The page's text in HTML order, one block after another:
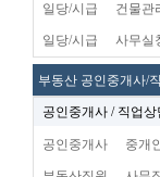
일당/시급 건물관
일당/시급 사무실
부동산 공인중개사/
공인중개사 / 직업상
공인중개사 중개